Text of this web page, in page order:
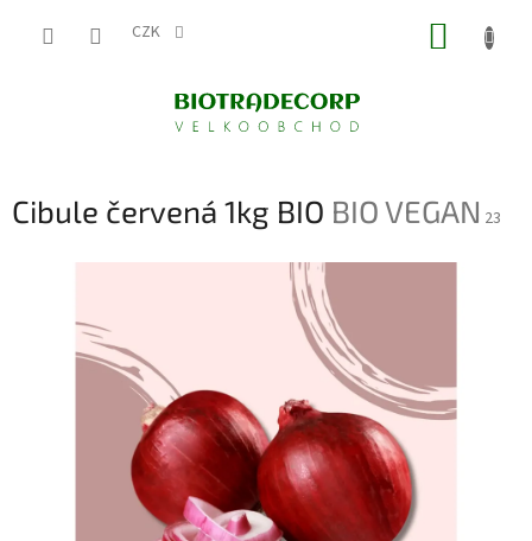
CZK
Cibule červená 1kg BIO BIO VEGAN 23